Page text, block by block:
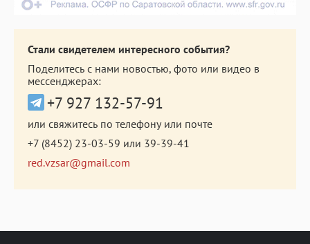
Стали свидетелем интересного события?
Поделитесь с нами новостью, фото или видео в
мессенджерах:
+7 927 132-57-91
или свяжитесь по телефону или почте
+7 (8452) 23-03-59 или 39-39-41
red.vzsar@gmail.com